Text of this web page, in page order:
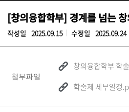
[창의융합학부] 경계를 넘는
작성일 2025.09.15 수정일 2025.09.24
첨부파일
창의융합학부 학
학술제 세부일정